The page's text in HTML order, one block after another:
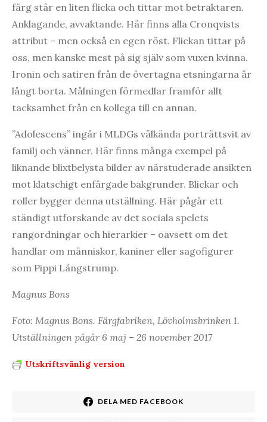
färg står en liten flicka och tittar mot betraktaren.
Anklagande, avvaktande. Här finns alla Cronqvists
attribut – men också en egen röst. Flickan tittar på
oss, men kanske mest på sig själv som vuxen kvinna.
Ironin och satiren från de övertagna etsningarna är
långt borta. Målningen förmedlar framför allt
tacksamhet från en kollega till en annan.
”Adolescens” ingår i MLDGs välkända porträttsvit av
familj och vänner. Här finns många exempel på
liknande blixtbelysta bilder av närstuderade ansikten
mot klatschigt enfärgade bakgrunder. Blickar och
roller bygger denna utställning. Här pågår ett
ständigt utforskande av det sociala spelets
rangordningar och hierarkier – oavsett om det
handlar om människor, kaniner eller sagofigurer
som Pippi Långstrump.
Magnus Bons
Foto: Magnus Bons. Färgfabriken, Lövholmsbrinken 1.
Utställningen pågår 6 maj – 26 november 2017
Utskriftsvänlig version
DELA MED FACEBOOK